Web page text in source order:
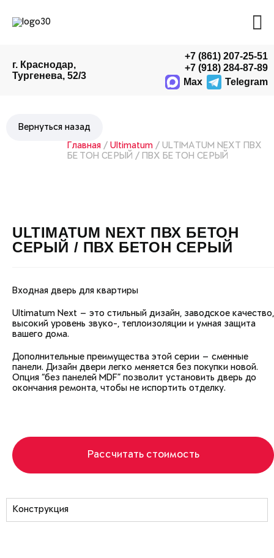
г. Краснодар,
Тургенева, 52/3
+7 (861) 207-25-51
+7 (918) 284-87-89
Max
Telegram
Главная / Ultimatum / ULTIMATUM NEXT ПВХ
БЕТОН СЕРЫЙ / ПВХ БЕТОН СЕРЫЙ
ULTIMATUM NEXT ПВХ БЕТОН
СЕРЫЙ / ПВХ БЕТОН СЕРЫЙ
Входная дверь для квартиры
Ultimatum Next — это стильный дизайн, заводское качество,
высокий уровень звуко-, теплоизоляции и умная защита
вашего дома.
Дополнительные преимущества этой серии — сменные
панели. Дизайн двери легко меняется без покупки новой.
Опция “без панелей MDF” позволит установить дверь до
окончания ремонта, чтобы не испортить отделку.
Рассчитать стоимость
Конструкция